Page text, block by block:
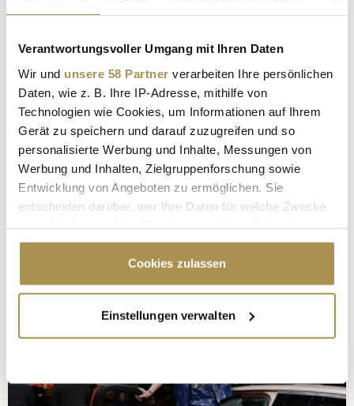
Verantwortungsvoller Umgang mit Ihren Daten
Wir und unsere 58 Partner verarbeiten Ihre persönlichen
Daten, wie z. B. Ihre IP-Adresse, mithilfe von
Technologien wie Cookies, um Informationen auf Ihrem
Gerät zu speichern und darauf zuzugreifen und so
personalisierte Werbung und Inhalte, Messungen von
Werbung und Inhalten, Zielgruppenforschung sowie
Entwicklung von Angeboten zu ermöglichen. Sie
entscheiden darüber, wer Ihre Daten für welche Zwecke
Cookie-Erklärung oder durch Klicken auf das Privacy
Trigger Symbol ändern oder widerrufen
Informationen über Ihre geografische Lage
erfassen, welche bis auf einige Meter genau sein
bestimmten Merkmalen (Fingerprinting) identifizieren
Cookies zulassen
Einstellungen verwalten